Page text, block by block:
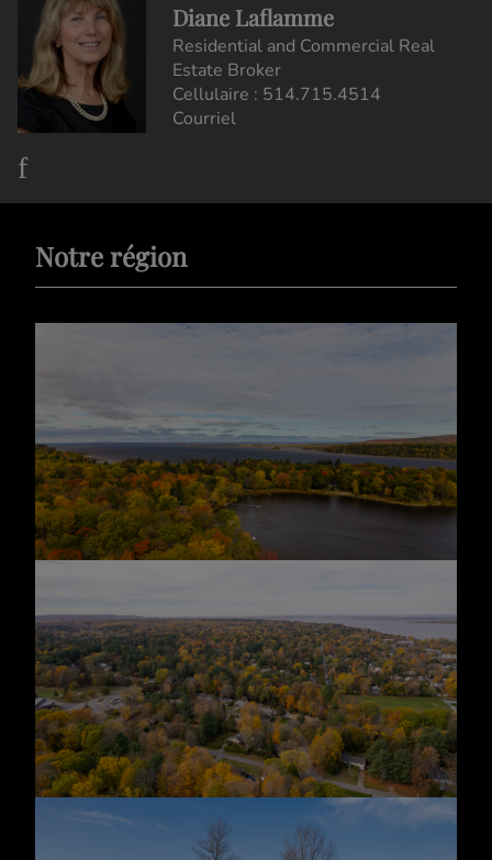
Diane Laflamme
Residential and Commercial Real
Estate Broker
Cellulaire : 514.715.4514
Courriel
Notre région